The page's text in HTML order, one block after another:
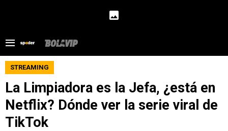
STREAMING
La Limpiadora es la Jefa, ¿está en
Netflix? Dónde ver la serie viral de
TikTok